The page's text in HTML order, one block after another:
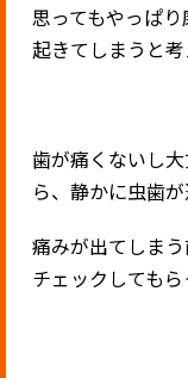
思ってもやっぱ
起きてしまうと考
歯が痛くないし
ら、静かに虫歯
痛みが出てしま
チェックしても